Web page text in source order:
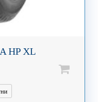
HP XL